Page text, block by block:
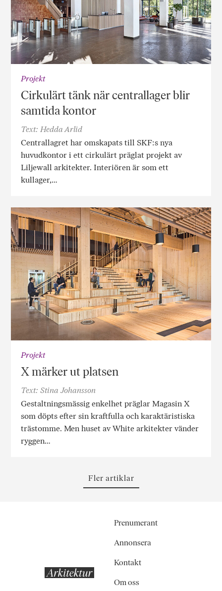
Projekt
Cirkulärt tänk när centrallager blir
samtida kontor
Text: Hedda Arlid
Centrallagret har omskapats till SKF:s nya
huvudkontor i ett cirkulärt präglat projekt av
Liljewall arkitekter. Interiören är som ett
kullager,…
Projekt
X märker ut platsen
Text: Stina Johansson
Gestaltningsmässig enkelhet präglar Magasin X
som döpts efter sin kraftfulla och karaktäristiska
trästomme. Men huset av White arkitekter vänder
ryggen…
Fler artiklar
Prenumerant
Annonsera
Kontakt
Om oss